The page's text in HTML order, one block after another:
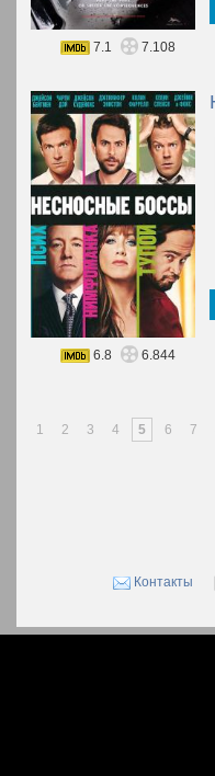
7.1
7.108
6.8 6.844
1 2 3 4 5 6 7
Контакты